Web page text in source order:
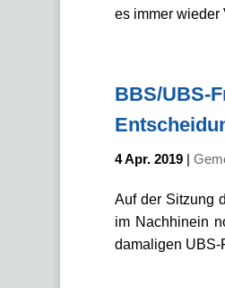
es immer wieder
BBS/UBS-
4 Apr. 2019|
Auf der Sitzung
im Nachhinein
damaligen UBS-